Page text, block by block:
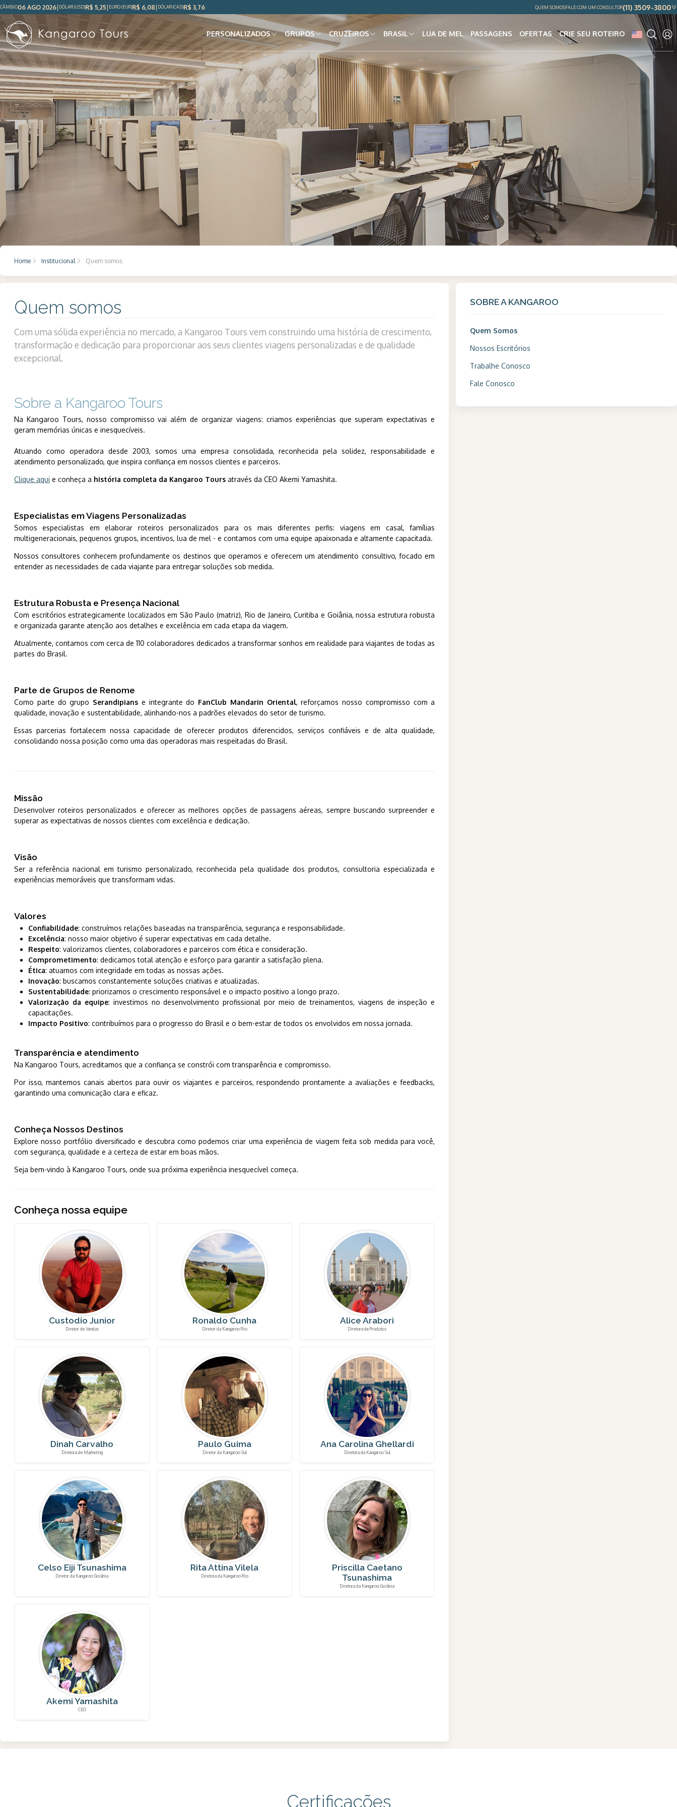
CÂMBIO06 AGO 2026 DÓLAR(USD)R$ 5,25 EURO (EUR)R$ 6,08 DÓLAR(CAD)R$ 3,76 QUEM SOMOSFALE COM UM CONSULTOR(11) 3509-3800
PERSONALIZADOS GRUPOS CRUZEIROS BRASIL LUA DE MEL PASSAGENS OFERTAS CRIE SEU ROTEIRO
Home Institucional Quem somos
Quem somos
Com uma sólida experiência no mercado, a Kangaroo Tours vem construindo uma história de crescimento,
transformação e dedicação para proporcionar aos seus clientes viagens personalizadas e de qualidade
excepcional.
Sobre a Kangaroo Tours
Na Kangaroo Tours, nosso compromisso vai além de organizar viagens: criamos experiências que superam expectativas e
geram memórias únicas e inesquecíveis.
Atuando como operadora desde 2003, somos uma empresa consolidada, reconhecida pela solidez, responsabilidade e
atendimento personalizado, que inspira confiança em nossos clientes e parceiros.
Clique aqui e conheça a história completa da Kangaroo Tours através da CEO Akemi Yamashita.
Especialistas em Viagens Personalizadas
Somos especialistas em elaborar roteiros personalizados para os mais diferentes perfis: viagens em casal, famílias
multigeneracionais, pequenos grupos, incentivos, lua de mel - e contamos com uma equipe apaixonada e altamente capacitada.
Nossos consultores conhecem profundamente os destinos que operamos e oferecem um atendimento consultivo, focado em
entender as necessidades de cada viajante para entregar soluções sob medida.
Estrutura Robusta e Presença Nacional
Com escritórios estrategicamente localizados em São Paulo (matriz), Rio de Janeiro, Curitiba e Goiânia, nossa estrutura robusta
e organizada garante atenção aos detalhes e excelência em cada etapa da viagem.
Atualmente, contamos com cerca de 110 colaboradores dedicados a transformar sonhos em realidade para viajantes de todas as
partes do Brasil.
Parte de Grupos de Renome
Como parte do grupo Serandipians e integrante do FanClub Mandarin Oriental, reforçamos nosso compromisso com a
qualidade, inovação e sustentabilidade, alinhando-nos a padrões elevados do setor de turismo.
Essas parcerias fortalecem nossa capacidade de oferecer produtos diferencidos, serviços confiáveis e de alta qualidade,
consolidando nossa posição como uma das operadoras mais respeitadas do Brasil.
Missão
Desenvolver roteiros personalizados e oferecer as melhores opções de passagens aéreas, sempre buscando surpreender e
superar as expectativas de nossos clientes com excelência e dedicação.
Visão
Ser a referência nacional em turismo personalizado, reconhecida pela qualidade dos produtos, consultoria especializada e
experiências memoráveis que transformam vidas.
Valores
Confiabilidade: construímos relações baseadas na transparência, segurança e responsabilidade.
Excelência: nosso maior objetivo é superar expectativas em cada detalhe.
Respeito: valorizamos clientes, colaboradores e parceiros com ética e consideração.
Comprometimento: dedicamos total atenção e esforço para garantir a satisfação plena.
Ética: atuamos com integridade em todas as nossas ações.
Inovação: buscamos constantemente soluções criativas e atualizadas.
Sustentabilidade: priorizamos o crescimento responsável e o impacto positivo a longo prazo.
Valorização da equipe: investimos no desenvolvimento profissional por meio de treinamentos, viagens de inspeção e
capacitações.
Impacto Positivo: contribuímos para o progresso do Brasil e o bem-estar de todos os envolvidos em nossa jornada.
Transparência e atendimento
Na Kangaroo Tours, acreditamos que a confiança se constrói com transparência e compromisso.
Por isso, mantemos canais abertos para ouvir os viajantes e parceiros, respondendo prontamente a avaliações e feedbacks,
garantindo uma comunicação clara e eficaz.
Conheça Nossos Destinos
Explore nosso portfólio diversificado e descubra como podemos criar uma experiência de viagem feita sob medida para você,
com segurança, qualidade e a certeza de estar em boas mãos.
Seja bem-vindo à Kangaroo Tours, onde sua próxima experiência inesquecível começa.
Conheça nossa equipe
Custodio Junior
Diretor de Vendas
Ronaldo Cunha
Diretor da Kangaroo Rio
Alice Arabori
Diretora de Produtos
Dinah Carvalho
Diretora de Marketing
Paulo Guima
Diretor da Kangaroo Sul
Ana Carolina Ghellardi
Diretora da Kangaroo Sul
Celso Eiji Tsunashima
Diretor da Kangaroo Goiânia
Rita Attina Vilela
Diretora da Kangaroo Rio
Priscilla Caetano
Tsunashima
Diretora da Kangaroo Goiânia
Akemi Yamashita
CEO
SOBRE A KANGAROO
Quem Somos
Nossos Escritórios
Trabalhe Conosco
Fale Conosco
Certificações